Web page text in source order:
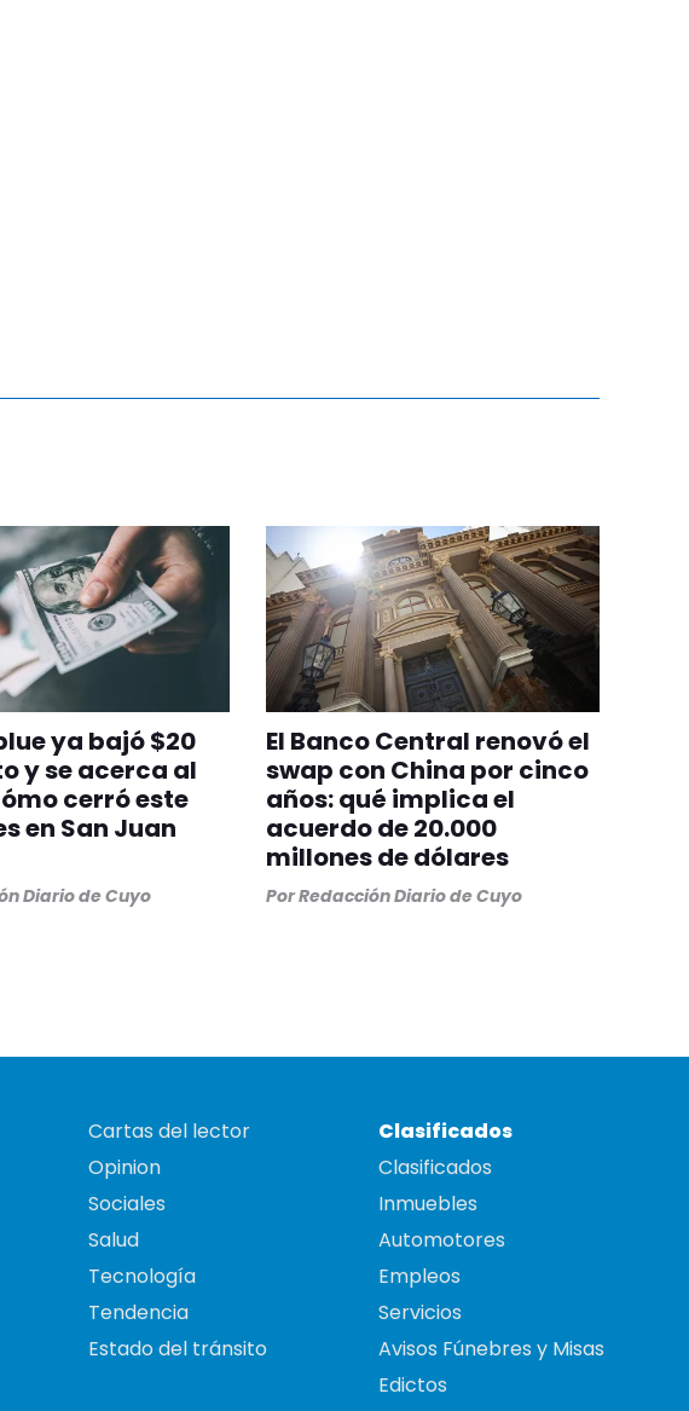
ya bajó $20
y se acerca al
cerró este
en San Juan
Diario de Cuyo
El Banco Central renovó el
swap con China por cinco
años: qué implica el
acuerdo de 20.000
millones de dólares
PorRedacción Diario de Cuyo
Cartas del lector
Opinion
Sociales
Salud
Tecnología
Tendencia
Estado del tránsito
Clasificados
Clasificados
Inmuebles
Automotores
Empleos
Servicios
Avisos Fúnebres y Misas
Edictos